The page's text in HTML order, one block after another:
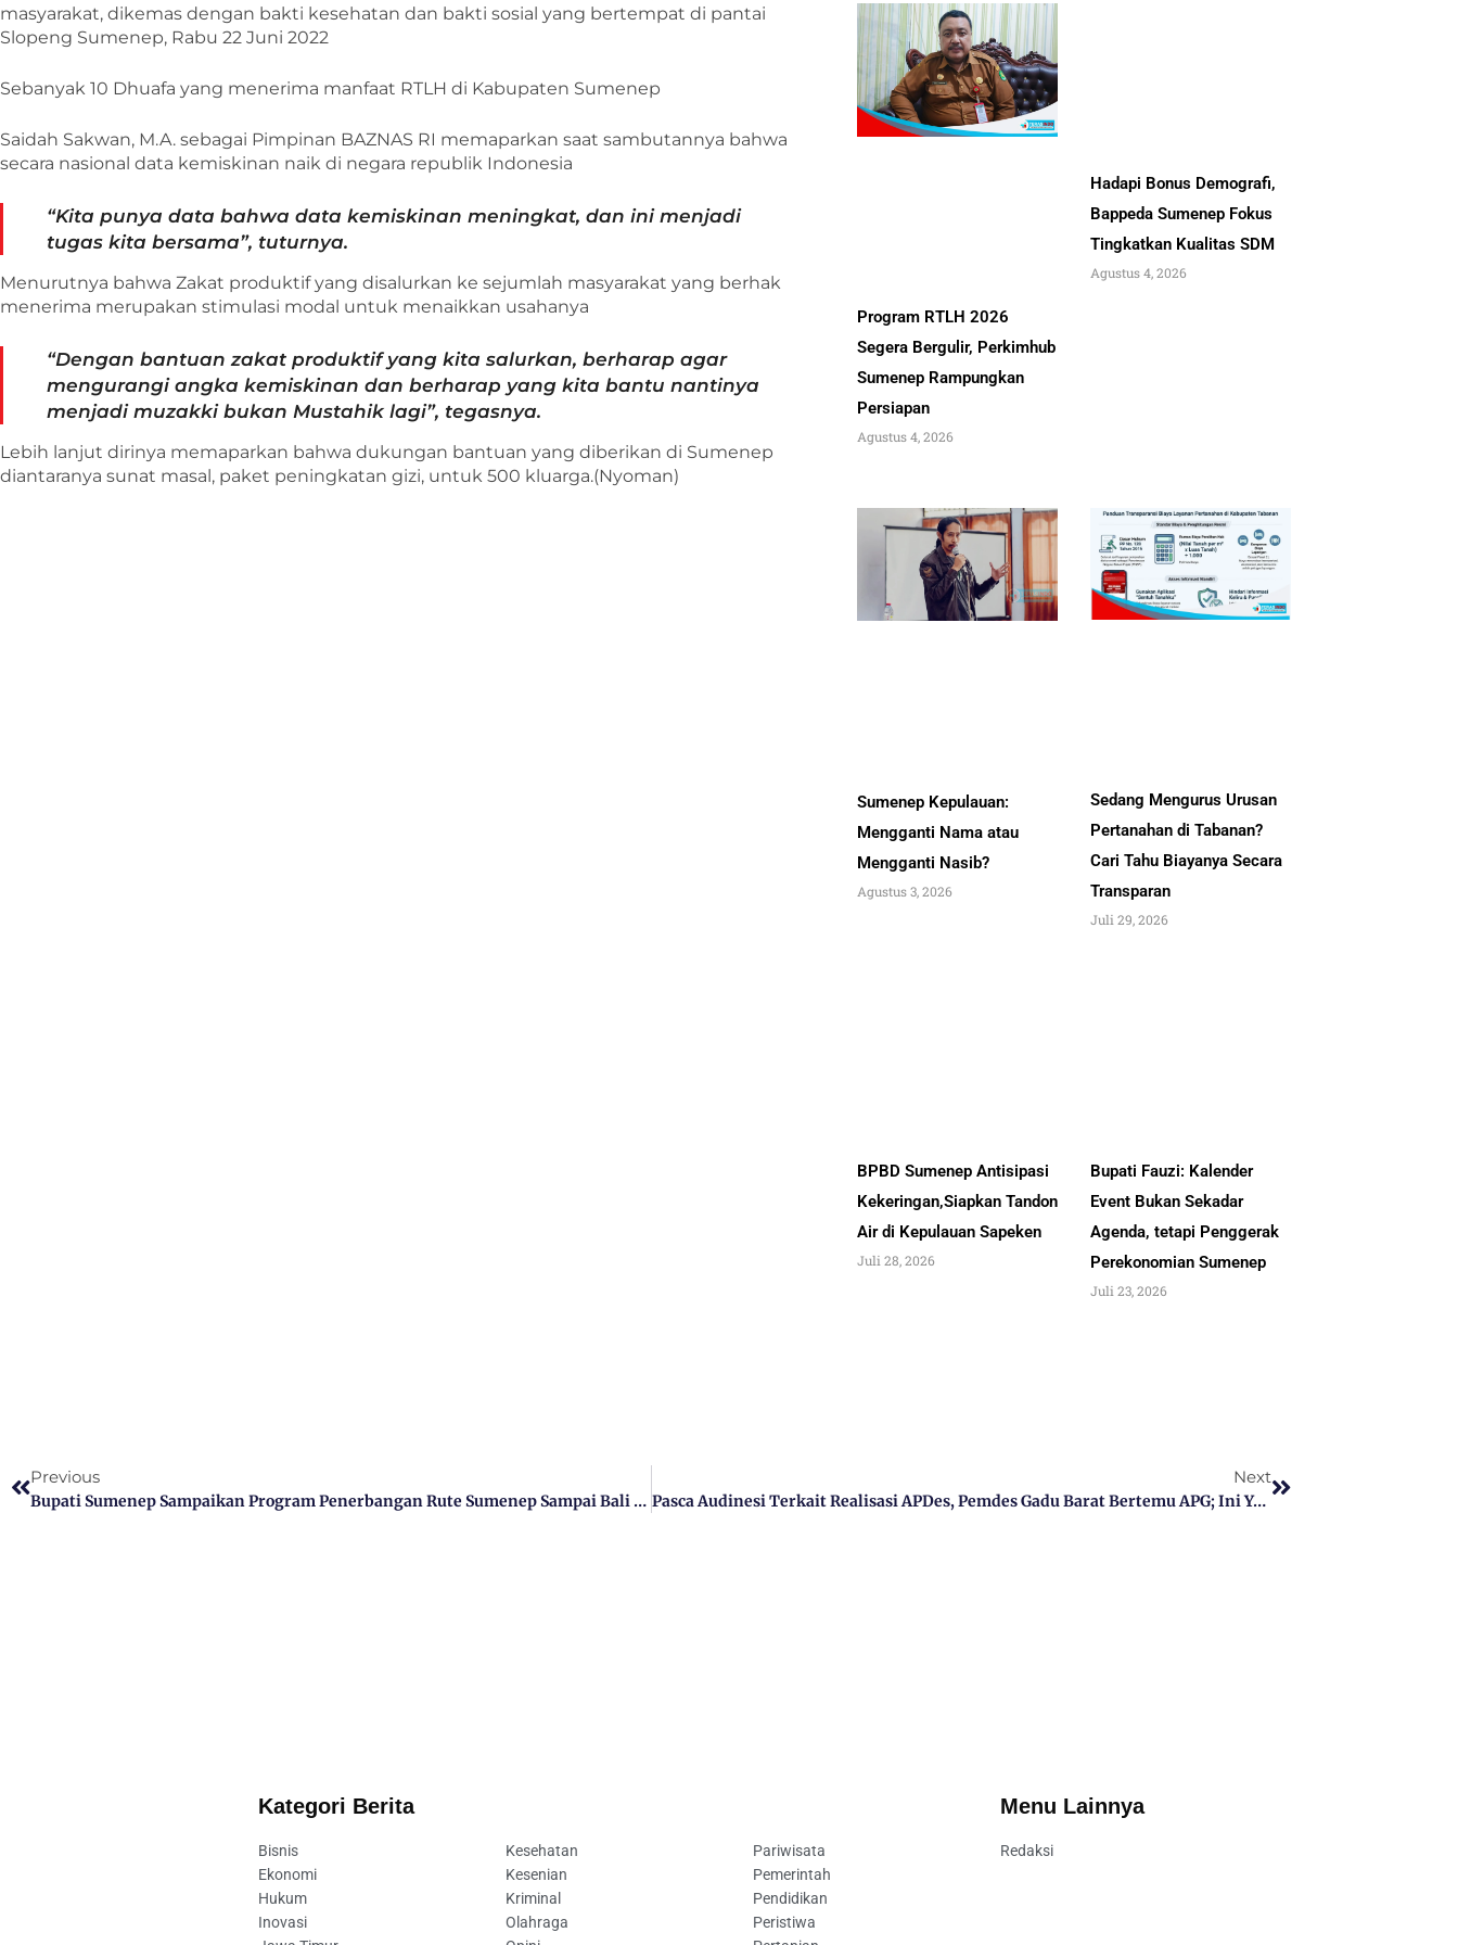
masyarakat, dikemas dengan bakti kesehatan dan bakti sosial yang bertempat di pantai
Slopeng Sumenep, Rabu 22 Juni 2022
Sebanyak 10 Dhuafa yang menerima manfaat RTLH di Kabupaten Sumenep
Saidah Sakwan, M.A. sebagai Pimpinan BAZNAS RI memaparkan saat sambutannya bahwa
secara nasional data kemiskinan naik di negara republik Indonesia
“Kita punya data bahwa data kemiskinan meningkat, dan ini menjadi
tugas kita bersama”, tuturnya.
Menurutnya bahwa Zakat produktif yang disalurkan ke sejumlah masyarakat yang berhak
menerima merupakan stimulasi modal untuk menaikkan usahanya
“Dengan bantuan zakat produktif yang kita salurkan, berharap agar
mengurangi angka kemiskinan dan berharap yang kita bantu nantinya
menjadi muzakki bukan Mustahik lagi”, tegasnya.
Lebih lanjut dirinya memaparkan bahwa dukungan bantuan yang diberikan di Sumenep
diantaranya sunat masal, paket peningkatan gizi, untuk 500 kluarga.(Nyoman)
Program RTLH 2026
Segera Bergulir, Perkimhub
Sumenep Rampungkan
Persiapan
Agustus 4, 2026
Hadapi Bonus Demografi,
Bappeda Sumenep Fokus
Tingkatkan Kualitas SDM
Agustus 4, 2026
Sumenep Kepulauan:
Mengganti Nama atau
Mengganti Nasib?
Agustus 3, 2026
Sedang Mengurus Urusan
Pertanahan di Tabanan?
Cari Tahu Biayanya Secara
Transparan
Juli 29, 2026
BPBD Sumenep Antisipasi
Kekeringan,Siapkan Tandon
Air di Kepulauan Sapeken
Juli 28, 2026
Bupati Fauzi: Kalender
Event Bukan Sekadar
Agenda, tetapi Penggerak
Perekonomian Sumenep
Juli 23, 2026
Previous
Bupati Sumenep Sampaikan Program Penerbangan Rute Sumenep Sampai Bali Ke Gubernur Jatim Di Acara Baksos
Next
Pasca Audinesi Terkait Realisasi APDes, Pemdes Gadu Barat Bertemu APG; Ini Yang Dibicarakan
Kategori Berita
Bisnis
Ekonomi
Hukum
Inovasi
Kesehatan
Kesenian
Kriminal
Olahraga
Pariwisata
Pemerintah
Pendidikan
Peristiwa
Menu Lainnya
Redaksi